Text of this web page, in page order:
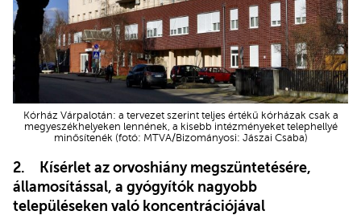
Kórház Várpalotán: a tervezet szerint teljes értékű kórházak csak a
megyeszékhelyeken lennének, a kisebb intézményeket telephellyé
minősítenék (fotó: MTVA/Bizományosi: Jászai Csaba)
2.
Kísérlet az orvoshiány megszüntetésére,
államosítással, a gyógyítók nagyobb
településeken való koncentrációjával